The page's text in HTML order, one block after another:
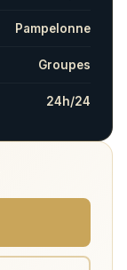
Pampelonne
Groupes
24h/24